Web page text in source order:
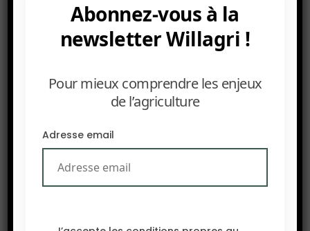
La science au service de l’amélioration de la résilience
Abonnez-vous à la
newsletter Willagri !
Pour mieux comprendre les enjeux
de l’agriculture
Adresse email